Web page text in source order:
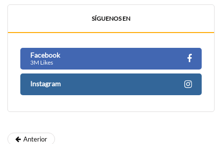
SÍGUENOS EN
Facebook
3M Likes
Instagram
Anterior